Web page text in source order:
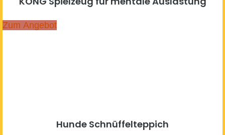
Zum Angebot
Hunde Schnüffelteppich